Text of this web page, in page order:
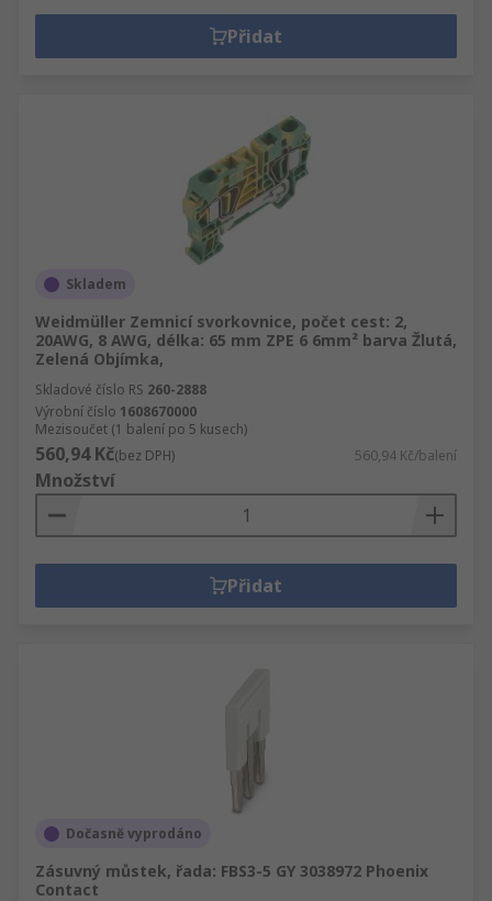
Přidat
Skladem
Weidmüller Zemnicí svorkovnice, počet cest: 2,
20AWG, 8 AWG, délka: 65 mm ZPE 6 6mm² barva Žlutá,
Zelená Objímka,
Skladové číslo RS 260-2888
Výrobní číslo 1608670000
Mezisoučet (1 balení po 5 kusech)
560,94 Kč(bez DPH) 560,94 Kč/balení
Množství
Přidat
Dočasně vyprodáno
Zásuvný můstek, řada: FBS3-5 GY 3038972 Phoenix
Contact